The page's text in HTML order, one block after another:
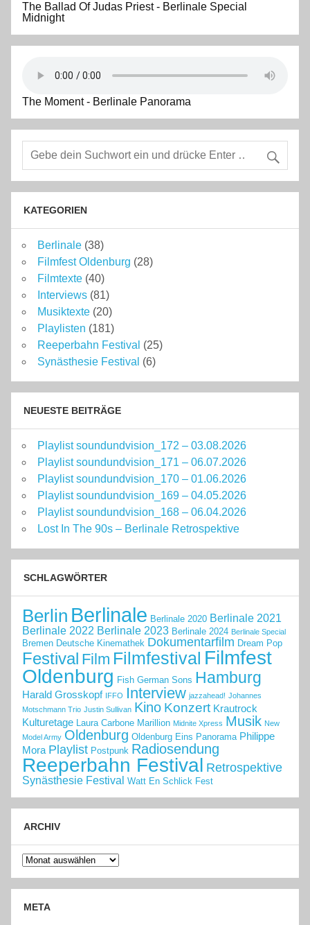
The Ballad Of Judas Priest - Berlinale Special
Midnight
The Moment - Berlinale Panorama
KATEGORIEN
Berlinale (38)
Filmfest Oldenburg (28)
Filmtexte (40)
Interviews (81)
Musiktexte (20)
Playlisten (181)
Reeperbahn Festival (25)
Synästhesie Festival (6)
NEUESTE BEITRÄGE
Playlist soundundvision_172 – 03.08.2026
Playlist soundundvision_171 – 06.07.2026
Playlist soundundvision_170 – 01.06.2026
Playlist soundundvision_169 – 04.05.2026
Playlist soundundvision_168 – 06.04.2026
Lost In The 90s – Berlinale Retrospektive
SCHLAGWÖRTER
Berlin Berlinale Berlinale 2020 Berlinale 2021
Berlinale 2022 Berlinale 2023 Berlinale 2024 Berlinale Special
Bremen Deutsche Kinemathek Dokumentarfilm Dream Pop
Festival Film Filmfestival Filmfest
Oldenburg Fish German Sons Hamburg
Harald Grosskopf IFFO Interview jazzahead! Johannes
Motschmann Trio Justin Sullivan Kino Konzert Krautrock
Kulturetage Laura Carbone Marillion Midnite Xpress Musik New
Model Army Oldenburg Oldenburg Eins Panorama Philippe
Mora Playlist Postpunk Radiosendung
Reeperbahn Festival Retrospektive
Synästhesie Festival Watt En Schlick Fest
ARCHIV
Archiv
META